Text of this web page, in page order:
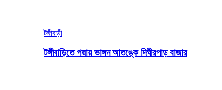
টঙ্গীবাড়ী
টঙ্গীবাড়িতে পদ্মায় ভাঙ্গন আতঙ্কে দিঘীরপাড় বাজার